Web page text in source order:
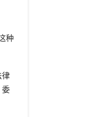
种
律
委